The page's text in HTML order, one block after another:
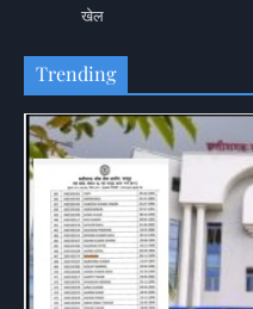
खेल
Trending